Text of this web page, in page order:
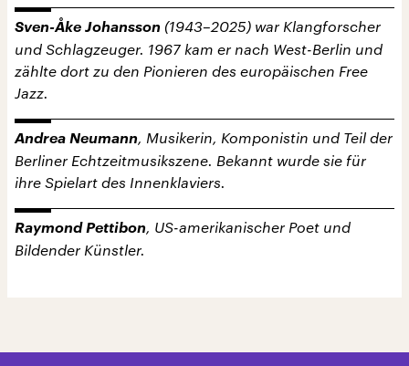
Sven-Åke Johansson (1943–2025) war Klangforscher
und Schlagzeuger. 1967 kam er nach West-Berlin und
zählte dort zu den Pionieren des europäischen Free
Jazz.
Andrea Neumann, Musikerin, Komponistin und Teil der
Berliner Echtzeitmusikszene. Bekannt wurde sie für
ihre Spielart des Innenklaviers.
Raymond Pettibon, US-amerikanischer Poet und
Bildender Künstler.